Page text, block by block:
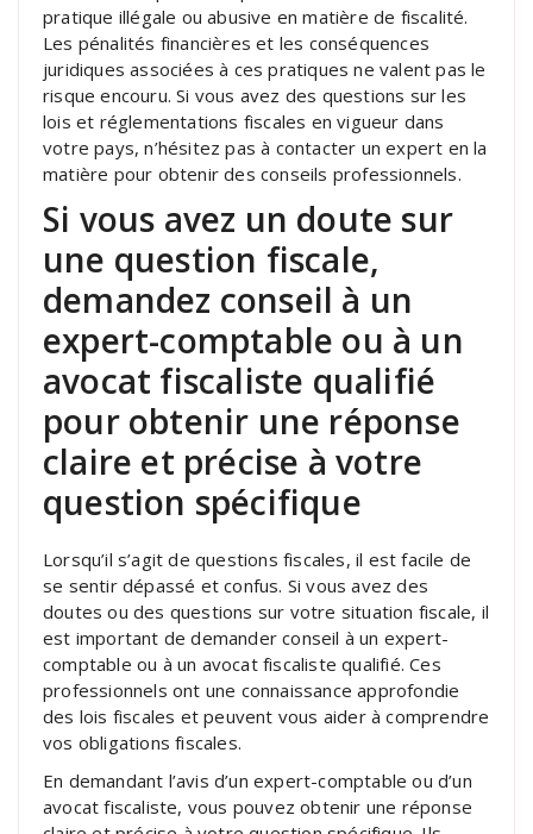
pratique illégale ou abusive en matière de fiscalité.
Les pénalités financières et les conséquences
juridiques associées à ces pratiques ne valent pas le
risque encouru. Si vous avez des questions sur les
lois et réglementations fiscales en vigueur dans
votre pays, n’hésitez pas à contacter un expert en la
matière pour obtenir des conseils professionnels.
Si vous avez un doute sur
une question fiscale,
demandez conseil à un
expert-comptable ou à un
avocat fiscaliste qualifié
pour obtenir une réponse
claire et précise à votre
question spécifique
Lorsqu’il s’agit de questions fiscales, il est facile de
se sentir dépassé et confus. Si vous avez des
doutes ou des questions sur votre situation fiscale, il
est important de demander conseil à un expert-
comptable ou à un avocat fiscaliste qualifié. Ces
professionnels ont une connaissance approfondie
des lois fiscales et peuvent vous aider à comprendre
vos obligations fiscales.
En demandant l’avis d’un expert-comptable ou d’un
avocat fiscaliste, vous pouvez obtenir une réponse